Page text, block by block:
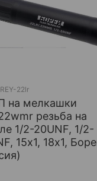
22lr
на мелкашки
резьба на
1/2-20UNF, 1/2-
15х1, 18х1,